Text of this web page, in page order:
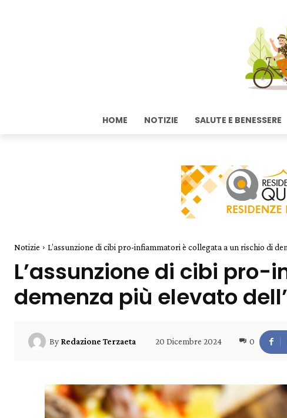
HOME NOTIZIE SALUTE E BENESSERE
Notizie L’assunzione di cibi pro-infiammatori è collegata a un rischio di
L’assunzione di cibi
demenza più elevato
By Redazione Terzaeta 20 Dicembre 2024 0